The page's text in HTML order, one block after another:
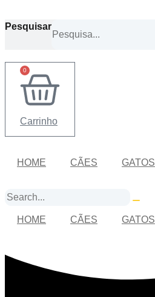
para
Pesquisar
0
Carrinho
HOME CÃES GATOS
HOME CÃES GATOS